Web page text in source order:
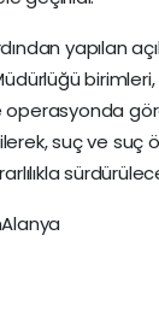
yapılan
operasyonda
suç ve suç